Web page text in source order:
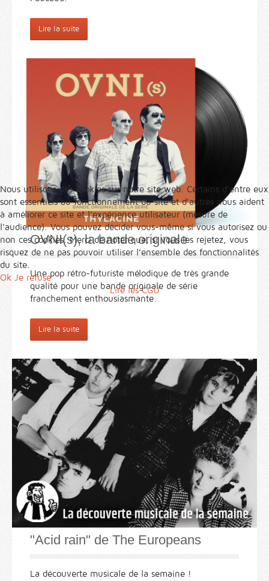
Lire la suite
OVNI(s), la bande originale
Une pop rétro-futuriste mélodique de très grande
qualité pour une bande originale de série
franchement enthousiasmante.
Lire la suite
"Acid rain" de The Europeans
La découverte musicale de la semaine !
Nous utilisons des cookies sur notre site web. Certains d’entre eux
sont essentiels au fonctionnement du site et d’autres nous aident
à améliorer ce site et l’expérience utilisateur (mesure de
l'audience). Vous pouvez décider vous-même si vous autorisez ou
non ces cookies. Merci de noter que, si vous les rejetez, vous
risquez de ne pas pouvoir utiliser l’ensemble des fonctionnalités
du site.
Ok Je refuse
Lire les CGU